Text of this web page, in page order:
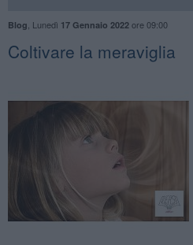
Blog Lunedì 17 Gennaio 2022ore 09:00
Coltivare la meraviglia